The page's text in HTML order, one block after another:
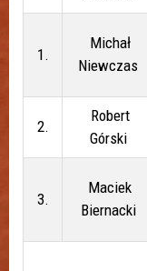
1.
Michał
Niewczas
2.
Robert
Górski
3.
Maciek
Biernacki